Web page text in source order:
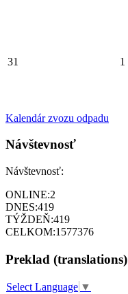
31 1
Kalendár zvozu odpadu
Návštevnosť
Návštevnosť:
ONLINE:2
DNES:419
TÝŽDEŇ:419
CELKOM:1577376
Preklad (translations)
Select Language ▼